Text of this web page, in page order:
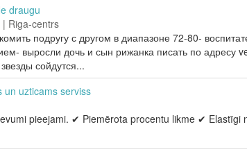
draugu
Riga-centrs
подругу с другом в диапазоне 72-80-
выросли дочь и сын рижанка писать по адресу
сойдутся...
un uzticams serviss
pieejami. ✔ Piemērota procentu likme ✔ Elastīgi